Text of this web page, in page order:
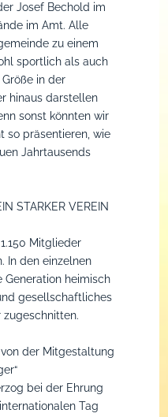
Badminton
Basketball
Gesundheit / Fitness
Home
Body Workout
Fit for fun
Fun & Action
Seniorengymnastik
Karnevalsgesellschaft
Präsidenten
Elferrat
Zeller 11´n
Grüne Garde
Taekwon-Do
Tennis
Home
Mannschaften
Tischtennis
Familienturnen mit
Vorstandschaft
ehemalige
Chronik
Gaststätte
Mitglied werden
Josef Bechold im
im Amt. Alle
zu einem
sportlich als auch
in der
hinaus darstellen
sonst könnten wir
so präsentieren, wie
Jahrtausends
STARKER VEREIN
Mitglieder
In den einzelnen
Generation heimisch
gesellschaftliches
von der Mitgestaltung
bei der Ehrung
Tag